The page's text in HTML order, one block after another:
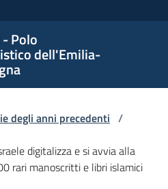
- Polo
dell'Emilia-
degli anni precedenti /
digitalizza e si avvia alla
rari manoscritti e libri islamici